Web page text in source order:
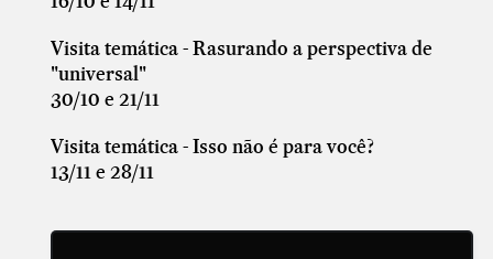
Visita temática - Rasurando a perspectiva de
"universal"
30/10 e 21/11
Visita temática - Isso não é para você?
13/11 e 28/11